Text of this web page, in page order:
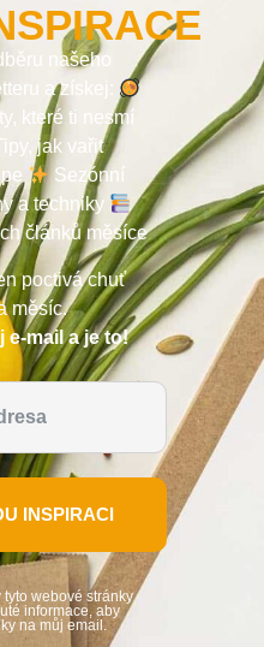
našeho
a získej:
které ti nesmí
jak vařit
Sezónní
a techniky
článků měsíce
poctivá chuť
měsíc.
e-mail a je to!
INSPIRACI
webové stránky
informace, aby
na můj email.